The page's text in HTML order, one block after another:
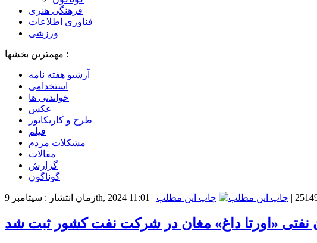
فرهنگی هنری
فناوری اطلاعات
ورزشی
مهمترین بخشها :
آرشیو هفته نامه
استخدامی
خواندنی ها
عکس
طرح و کاریکاتور
فیلم
مشکلات مردم
مقالات
گزارش
گوناگون
زمان انتشار : سپتامبر 9th, 2024 11:01 | | چاپ این مطلب
نفتی «اورتا داغ» مغان در شرکت نفت کشور ثبت شد